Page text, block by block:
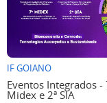
IF GOIANO
Eventos Integrados -
Midex e 2ª SIA